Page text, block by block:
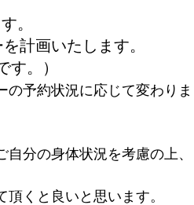
。
計画いたします。
。）
予約状況に応じて変わりま
分の身体状況を考慮の上、
くと良いと思います。